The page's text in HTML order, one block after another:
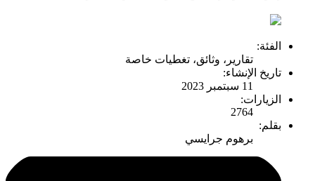
الفئة:
تقارير، وثائق، تغطيات خاصة
تاريخ الإنشاء:
11 سبتمبر 2023
الزيارات:
2764
بقلم:
برهوم جرايسي